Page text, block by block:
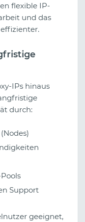
flexible IP-
und das
IPs hinaus
durch:
Support
geeignet,